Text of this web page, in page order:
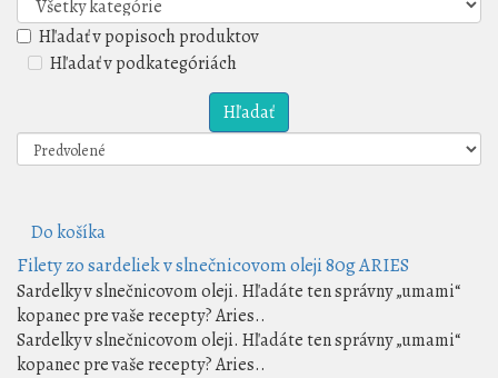
Hľadať v popisoch produktov
Hľadať v podkategóriách
Do košíka
Filety zo sardeliek v slnečnicovom oleji 80g ARIES
Sardelky v slnečnicovom oleji. Hľadáte ten správny „umami“
kopanec pre vaše recepty? Aries..
Sardelky v slnečnicovom oleji. Hľadáte ten správny „umami“
kopanec pre vaše recepty? Aries..